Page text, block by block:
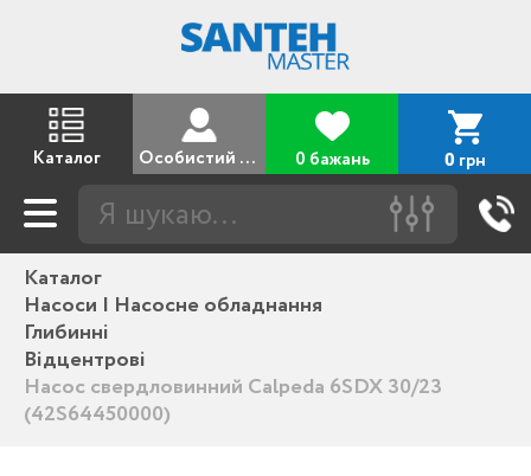
Каталог Особистий кабінет 0 бажань 0 грн
Каталог
Насоси | Насосне обладнання
Глибинні
Відцентрові
Насос свердловинний Calpeda 6SDX 30/23
(42S64450000)